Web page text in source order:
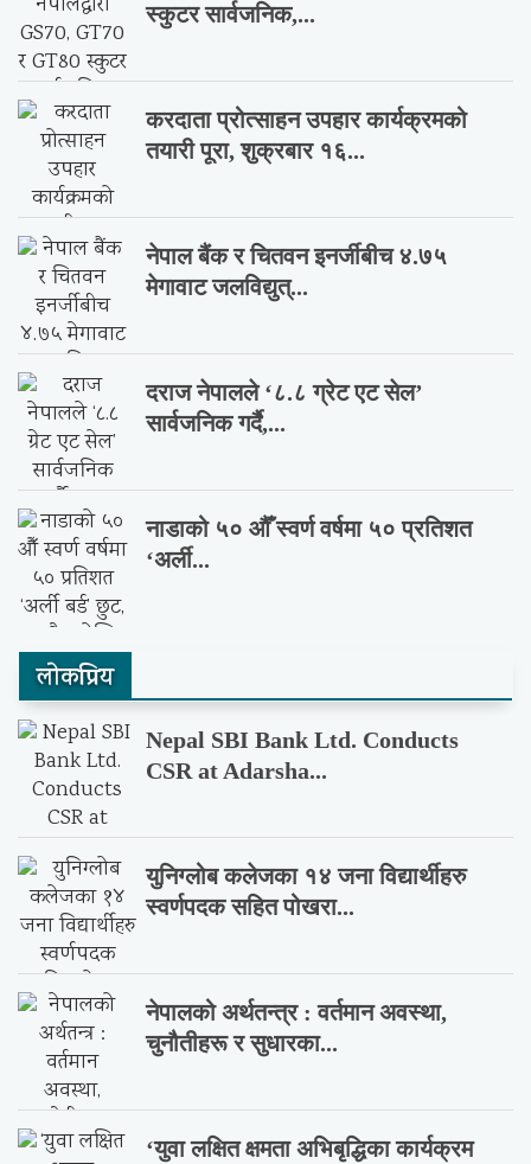
स्कुटर सार्वजनिक,...
करदाता प्रोत्साहन उपहार कार्यक्रमको
तयारी पूरा, शुक्रबार १६...
नेपाल बैंक र चितवन इनर्जीबीच ४.७५
मेगावाट जलविद्युत्...
दराज नेपालले ‘८.८ ग्रेट एट सेल’
सार्वजनिक गर्दै,...
नाडाको ५० औँ स्वर्ण वर्षमा ५० प्रतिशत
‘अर्ली...
लाेकप्रिय
Nepal SBI Bank Ltd. Conducts
CSR at Adarsha...
युनिग्लोब कलेजका १४ जना विद्यार्थीहरु
स्वर्णपदक सहित पोखरा...
नेपालको अर्थतन्त्र : वर्तमान अवस्था,
चुनौतीहरू र सुधारका...
‘युवा लक्षित क्षमता अभिबृद्धिका कार्यक्रम